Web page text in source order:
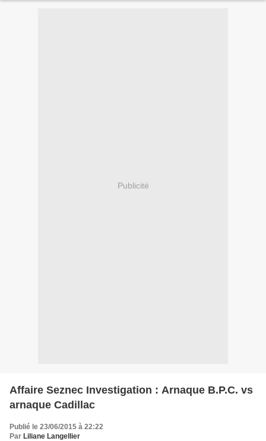
Publicité
Affaire Seznec Investigation : Arnaque B.P.C. vs
arnaque Cadillac
Publié le 23/06/2015 à 22:22
Par Liliane Langellier